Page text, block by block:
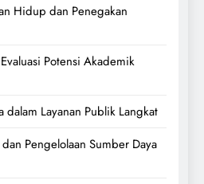
Hidup dan Penegakan
Potensi Akademik
Layanan Publik Langkat
Pengelolaan Sumber Daya